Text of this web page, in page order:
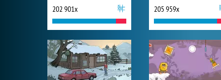
202 901x 205 959x